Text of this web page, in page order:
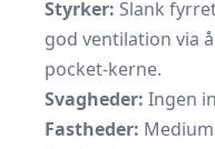
Styrker: Slank
god ventilation via
pocket-kerne.
Svagheder: Ingen
Fastheder: